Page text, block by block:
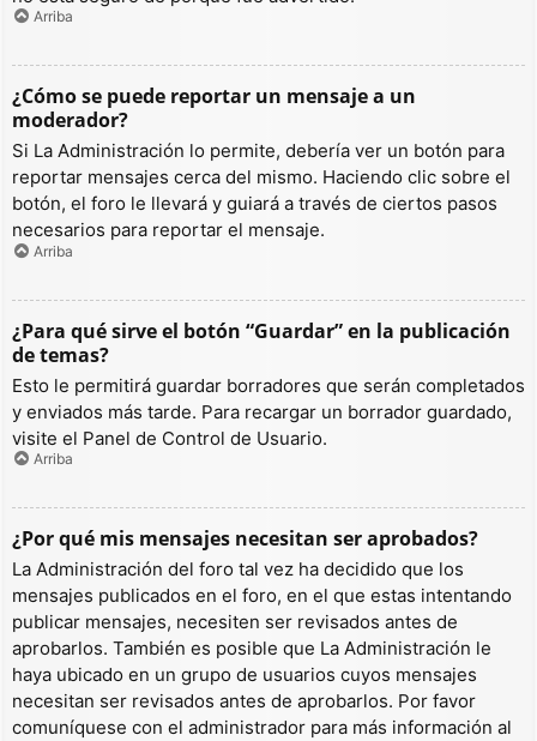
Arriba
¿Cómo se puede reportar un mensaje a un
moderador?
Si La Administración lo permite, debería ver un botón para
reportar mensajes cerca del mismo. Haciendo clic sobre el
botón, el foro le llevará y guiará a través de ciertos pasos
necesarios para reportar el mensaje.
Arriba
¿Para qué sirve el botón “Guardar” en la publicación
de temas?
Esto le permitirá guardar borradores que serán completados
y enviados más tarde. Para recargar un borrador guardado,
visite el Panel de Control de Usuario.
Arriba
¿Por qué mis mensajes necesitan ser aprobados?
La Administración del foro tal vez ha decidido que los
mensajes publicados en el foro, en el que estas intentando
publicar mensajes, necesiten ser revisados antes de
aprobarlos. También es posible que La Administración le
haya ubicado en un grupo de usuarios cuyos mensajes
necesitan ser revisados antes de aprobarlos. Por favor
comuníquese con el administrador para más información al